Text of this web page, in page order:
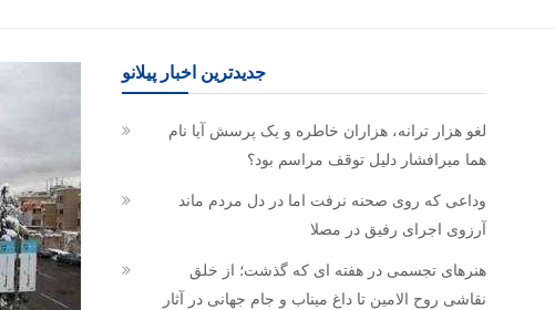
جدیدترین اخبار پیلانو
لغو هزار ترانه، هزاران خاطره و یک پرسش آیا نام
هما میرافشار دلیل توقف مراسم بود؟
وداعی که روی صحنه نرفت اما در دل مردم ماند
آرزوی اجرای رفیق در مصلا
هنرهای تجسمی در هفته ای که گذشت؛ از خلق
نقاشی روح الامین تا داغ میناب و جام جهانی در آثار